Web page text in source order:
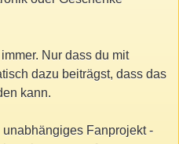
Nur dass du mit
dazu beiträgst, dass das
kann.
Fanprojekt -